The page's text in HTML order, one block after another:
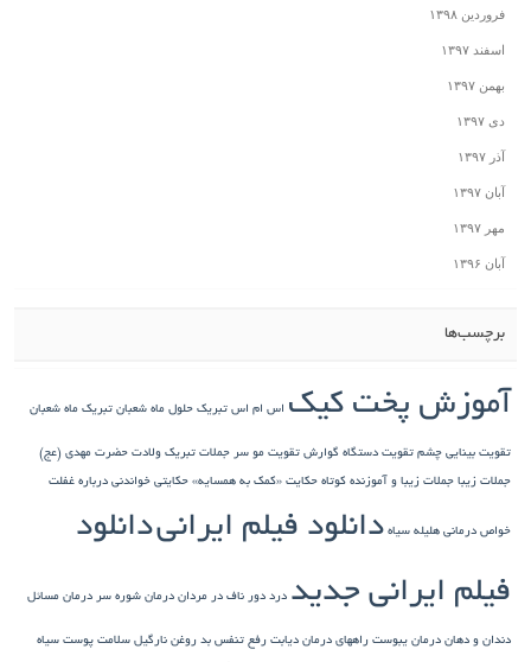
فروردین ۱۳۹۸
اسفند ۱۳۹۷
بهمن ۱۳۹۷
دی ۱۳۹۷
آذر ۱۳۹۷
آبان ۱۳۹۷
مهر ۱۳۹۷
آبان ۱۳۹۶
برچسب‌ها
آموزش پخت کیک اس ام اس تبریک حلول ماه شعبان تبریک ماه شعبان
تقویت بینایی چشم تقویت دستگاه گوارش تقویت مو سر جملات تبریک ولادت حضرت مهدی (عج)
جملات زیبا جملات زیبا و آموزنده کوتاه حکایت «کمک به همسایه» حکایتی خواندنی درباره غفلت
خواص درمانی هلیله سیاه دانلود فیلم ایرانیدانلود
فیلم ایرانی جدید درد دور ناف در مردان درمان شوره سر درمان مسائل
دندان و دهان درمان یبوست راههای درمان دیابت رفع تنفس بد روغن نارگیل سلامت پوست سیاه